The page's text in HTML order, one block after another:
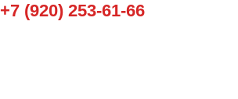
+7 (920) 253-61-66